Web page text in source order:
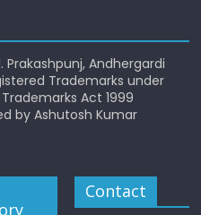
Andhergardi
Trademarks under
Act 1999
by Ashutosh Kumar
Contact